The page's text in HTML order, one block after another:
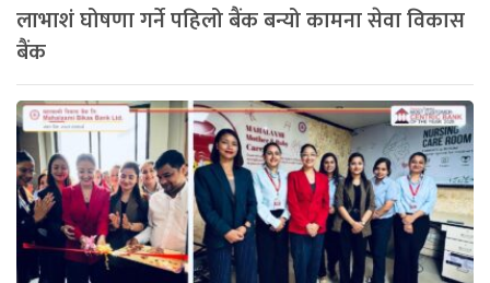
लाभाशं घोषणा गर्ने पहिलो बैंक बन्यो कामना सेवा विकास
बैंक